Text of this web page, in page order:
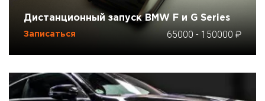
Дистанционный запуск BMW F и G Series
Записаться 65000 - 150000